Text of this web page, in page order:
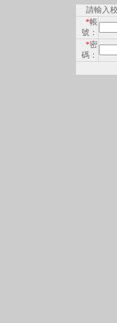
請輸入
*帳
號：
*密
碼：